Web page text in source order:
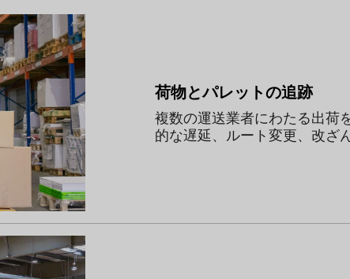
荷物とパレットの追跡
複数の運送業者にわたる出荷
的な遅延、ルート変更、改ざ